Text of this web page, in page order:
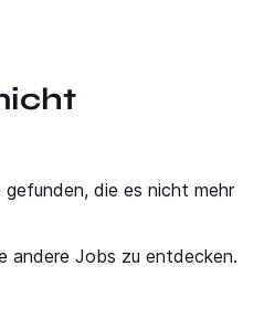
die es nicht mehr
andere Jobs zu entdecken.